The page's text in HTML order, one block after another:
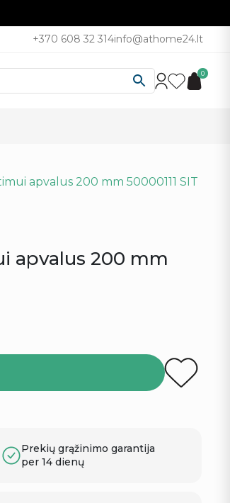
+370 608 32 314info@athome24.lt
0
apvalus 200 mm 50000111 SIT
apvalus 200 mm
Prekių grąžinimo garantija
per 14 dienų